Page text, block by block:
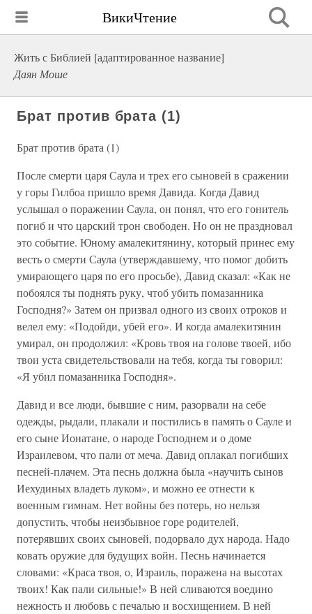
ВикиЧтение
Жить с Библией [адаптированное название]
Даян Моше
Брат против брата (1)
Брат против брата (1)
После смерти царя Саула и трех его сыновей в сражении
у горы Гилбоа пришло время Давида. Когда Давид
услышал о поражении Саула, он понял, что его гонитель
погиб и что царский трон свободен. Но он не праздновал
это событие. Юному амалекитянину, который принес ему
весть о смерти Саула (утверждавшему, что помог добить
умирающего царя по его просьбе), Давид сказал: «Как не
побоялся ты поднять руку, чтоб убить помазанника
Господня?» Затем он призвал одного из своих отроков и
велел ему: «Подойди, убей его». И когда амалекитянин
умирал, он продолжил: «Кровь твоя на голове твоей, ибо
твои уста свидетельствовали на тебя, когда ты говорил:
«Я убил помазанника Господня».
Давид и все люди, бывшие с ним, разорвали на себе
одежды, рыдали, плакали и постились в память о Сауле и
его сыне Ионатане, о народе Господнем и о доме
Израилевом, что пали от меча. Давид оплакал погибших
песней-плачем. Эта песнь должна была «научить сынов
Иехудиных владеть луком», и можно ее отнести к
военным гимнам. Нет войны без потерь, но нельзя
допустить, чтобы неизбывное горе родителей,
потерявших своих сыновей, подорвало дух народа. Надо
ковать оружие для будущих войн. Песнь начинается
словами: «Краса твоя, о, Израиль, поражена на высотах
твоих! Как пали сильные!» В ней сливаются воедино
нежность и любовь с печалью и восхищением. В ней